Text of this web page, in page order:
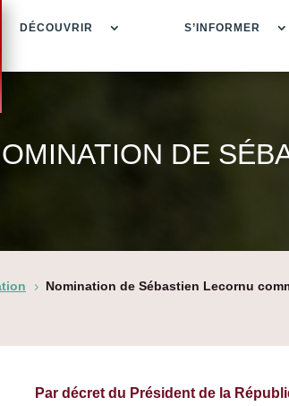
DÉCOUVRIR S’INFORMER
DE
5 Nomination de Sébastien Lecornu
Par décret du Président de la